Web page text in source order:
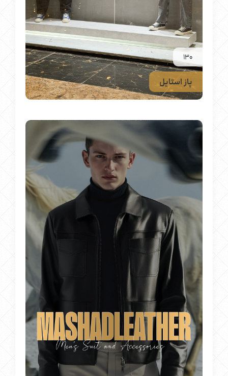
130
پاز استایل